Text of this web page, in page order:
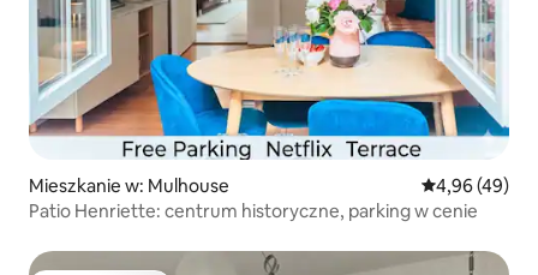
Mieszkanie w: Mulhouse Średnia
4,96 (49)
Patio Henriette: centrum historyczne, parking w cenie